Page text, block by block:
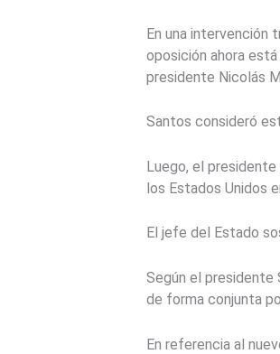
En una intervención
oposición ahora
presidente Nicolás
Santos consideró
Luego, el
los Estados Unidos
El jefe del Estado
Según el presidente
de forma conjunta
En referencia al